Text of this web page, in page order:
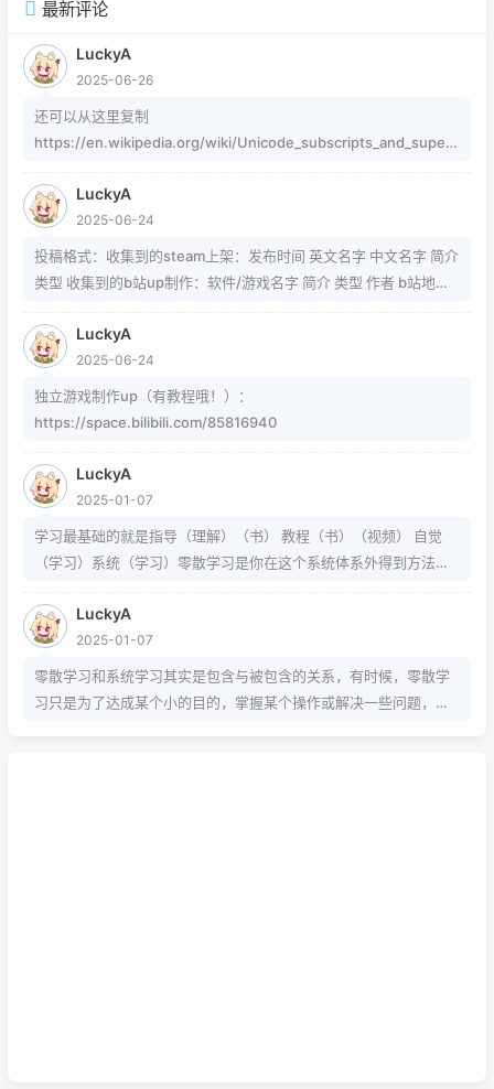
最新评论
LuckyA
2025-06-26
还可以从这里复制
https://en.wikipedia.org/wiki/Unicode_subscripts_and_supers
https://www.jiuwa.net/xzm/ 相关问题可以在这里找到
https://www.zhihu.com/question/54913586/answer/8092801
89 https://www.zhihu.com/question/339693605 事实上用的是
word中的Cambria Math和Helvetica字体弄出来的 但经过试验发
的就不需要我教了 上标:sup 下标:sub 上标:上标文字 下标:下标文字
当然网页中就需要代码了
LuckyA
2025-06-24
投稿格式：收集到的steam上架：发布时间 英文名字 中文名字 简介
类型 收集到的b站up制作：软件/游戏名字 简介 类型 作者 b站地址
LuckyA
2025-06-24
独立游戏制作up（有教程哦！）：
https://space.bilibili.com/85816940
LuckyA
2025-01-07
学习最基础的就是指导（理解）（书） 教程（书）（视频） 自觉
（学习）系统（学习）零散学习是你在这个系统体系外得到方法的
LuckyA
2025-01-07
零散学习和系统学习其实是包含与被包含的关系，有时候，零散学
习只是为了达成某个小的目的，掌握某个操作或解决一些问题，而